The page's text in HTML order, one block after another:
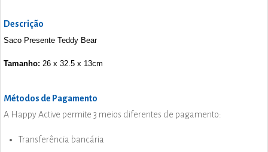
Descrição
Saco Presente Teddy Bear
Tamanho: 26 x 32.5 x 13cm
Métodos de Pagamento
A Happy Active permite 3 meios diferentes de pagamento:
Transferência bancária